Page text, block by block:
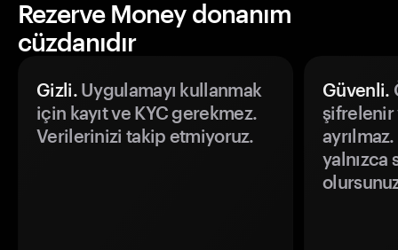
Rezerve Money donanım
cüzdanıdır
Gizli.Uygulamayı kullanmak
için kayıt ve KYC gerekmez.
Verilerinizi takip etmiyoruz.
Güvenli.
şifrelenir
yalnızca